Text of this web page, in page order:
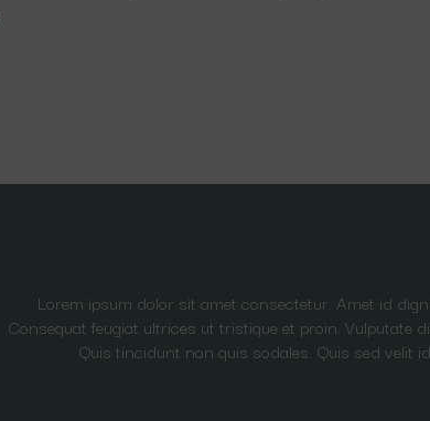
Lorem ipsum dolor sit amet consectetur. Amet id
Consequat feugiat ultrices ut tristique et proin. Vulputate
Quis tincidunt non quis sodales. Quis sed velit